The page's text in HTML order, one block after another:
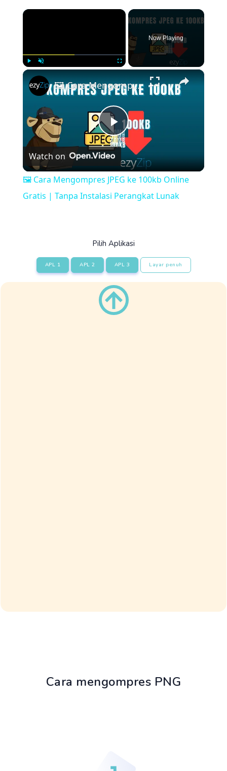
×
Now Playing
×
Play
Video
🖼️ Cara Mengompres JPEG ke 100kb Online Gratis | Tanpa Instalasi Perangkat Lunak
Watch on
🖼️ Cara Mengompres JPEG ke 100kb Online
Gratis | Tanpa Instalasi Perangkat Lunak
Pilih Aplikasi
APL 1 APL 2 APL 3 Layar penuh
Cara mengompres PNG